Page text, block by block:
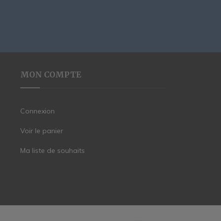
MON COMPTE
Connexion
Voir le panier
Ma liste de souhaits